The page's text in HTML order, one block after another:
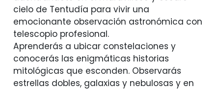
cielo de Tentudía para vivir una
emocionante observación astronómica con
telescopio profesional.
Aprenderás a ubicar constelaciones y
conocerás las enigmáticas historias
mitológicas que esconden. Observarás
estrellas dobles, galaxias y nebulosas y en